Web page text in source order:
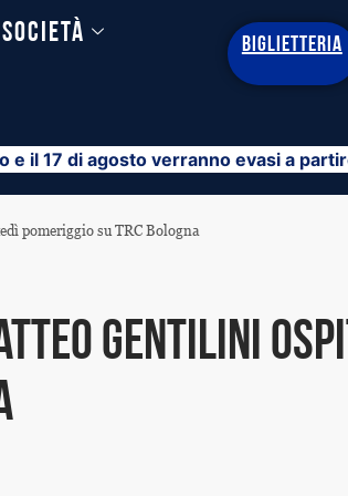
Società
BIGLIETTERIA
e il 17 di agosto verranno evasi a
pomeriggio su TRC Bologna
Gentilini